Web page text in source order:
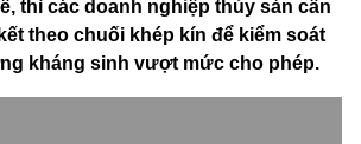
thì các doanh nghiệp thủy sản cần
theo chuối khép kín để kiểm soát
kháng sinh vượt mức cho phép.